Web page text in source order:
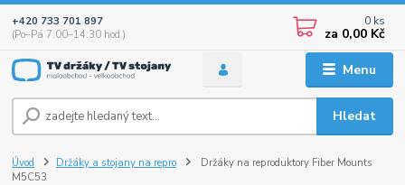
Menu
Hledat
+420 733 701 897
(Po–Pá 7:00–14:30 hod.)
0 ks
za 0,00 Kč
Úvod Držáky a stojany na repro
Držáky na reproduktory Fiber Mounts
M5C53